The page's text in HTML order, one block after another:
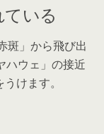
いる
斑」から飛び出
ハウェ」の接近
けます。